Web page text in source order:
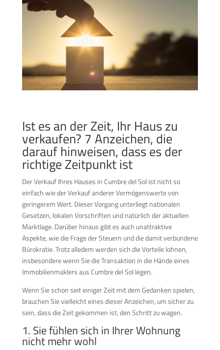
Ist es an der Zeit, Ihr Haus zu
verkaufen? 7 Anzeichen, die
darauf hinweisen, dass es der
richtige Zeitpunkt ist
Der Verkauf Ihres Hauses in Cumbre del Sol ist nicht so
einfach wie der Verkauf anderer Vermögenswerte von
geringerem Wert. Dieser Vorgang unterliegt nationalen
Gesetzen, lokalen Vorschriften und natürlich der aktuellen
Marktlage. Darüber hinaus gibt es auch unattraktive
Aspekte, wie die Frage der Steuern und die damit verbundene
Bürokratie. Trotz alledem werden sich die Vorteile lohnen,
insbesondere wenn Sie die Transaktion in die Hände eines
Immobilienmaklers aus Cumbre del Sol legen.
Wenn Sie schon seit einiger Zeit mit dem Gedanken spielen,
brauchen Sie vielleicht eines dieser Anzeichen, um sicher zu
sein, dass die Zeit gekommen ist, den Schritt zu wagen.
1. Sie fühlen sich in Ihrer Wohnung
nicht mehr wohl